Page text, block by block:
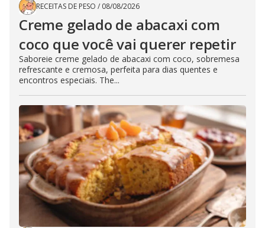
RECEITAS DE PESO / 08/08/2026
Creme gelado de abacaxi com
coco que você vai querer repetir
Saboreie creme gelado de abacaxi com coco, sobremesa
refrescante e cremosa, perfeita para dias quentes e
encontros especiais. The...